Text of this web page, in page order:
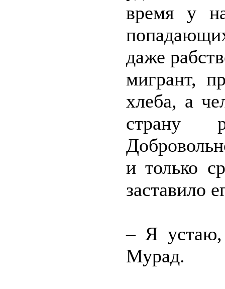
время у
даже
мигрант,
хлеба, а
страну
и только
заставило
– Я устаю,
Мурад.